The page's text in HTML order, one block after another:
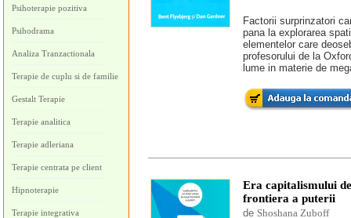
Psihoterapie pozitiva
Psihodrama
Analiza Tranzactionala
Terapie de cuplu si de familie
Gestalt Terapie
Terapie analitica
Terapie adleriana
Terapie centrata pe client
Hipnoterapie
Terapie integrativa
Factorii surprinzatori
pana la explorarea
elementelor care
profesorului de la
lume in materie de
Era capitalismului
frontiera a puterii
de Shoshana Zuboff